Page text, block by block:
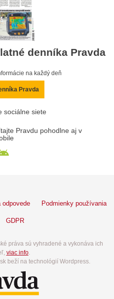
denníka Pravda
na každý deň
Pravda
sociálne siete
Pravdu pohodlne aj v
Podmienky používania
GDPR
práva sú vyhradené a vykonáva ich
viac info.
beží na technológií Wordpress.